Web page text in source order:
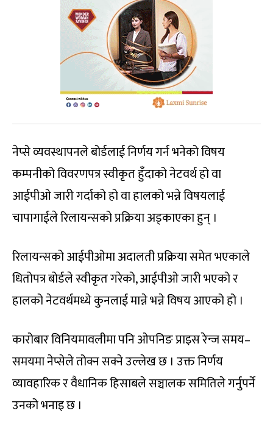
नेप्से व्यवस्थापनले बोर्डलाई निर्णय गर्न भनेको विषय
कम्पनीको विवरणपत्र स्वीकृत हुँदाको नेटवर्थ हो वा
आईपीओ जारी गर्दाको हो वा हालको भन्ने विषयलाई
चापागाईले रिलायन्सको प्रक्रिया अड्काएका हुन् ।
रिलायन्सको आईपीओमा अदालती प्रक्रिया समेत भएकाले
धितोपत्र बोर्डले स्वीकृत गरेको, आईपीओ जारी भएको र
हालको नेटवर्थमध्ये कुनलाई मान्ने भन्ने विषय आएको हो ।
कारोबार विनियमावलीमा पनि ओपनिङ प्राइस रेन्ज समय–
समयमा नेप्सेले तोक्न सक्ने उल्लेख छ । उक्त निर्णय
व्यावहारिक र वैधानिक हिसाबले सञ्चालक समितिले गर्नुपर्ने
उनको भनाइ छ ।